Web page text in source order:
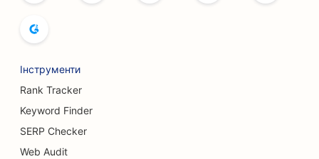
SEO для пивоварень
SEO для послуг зі збільшення грудей
SEO для ресторанів 'шведський стіл
Інструменти
Rank Tracker
Keyword Finder
SERP Checker
Web Audit